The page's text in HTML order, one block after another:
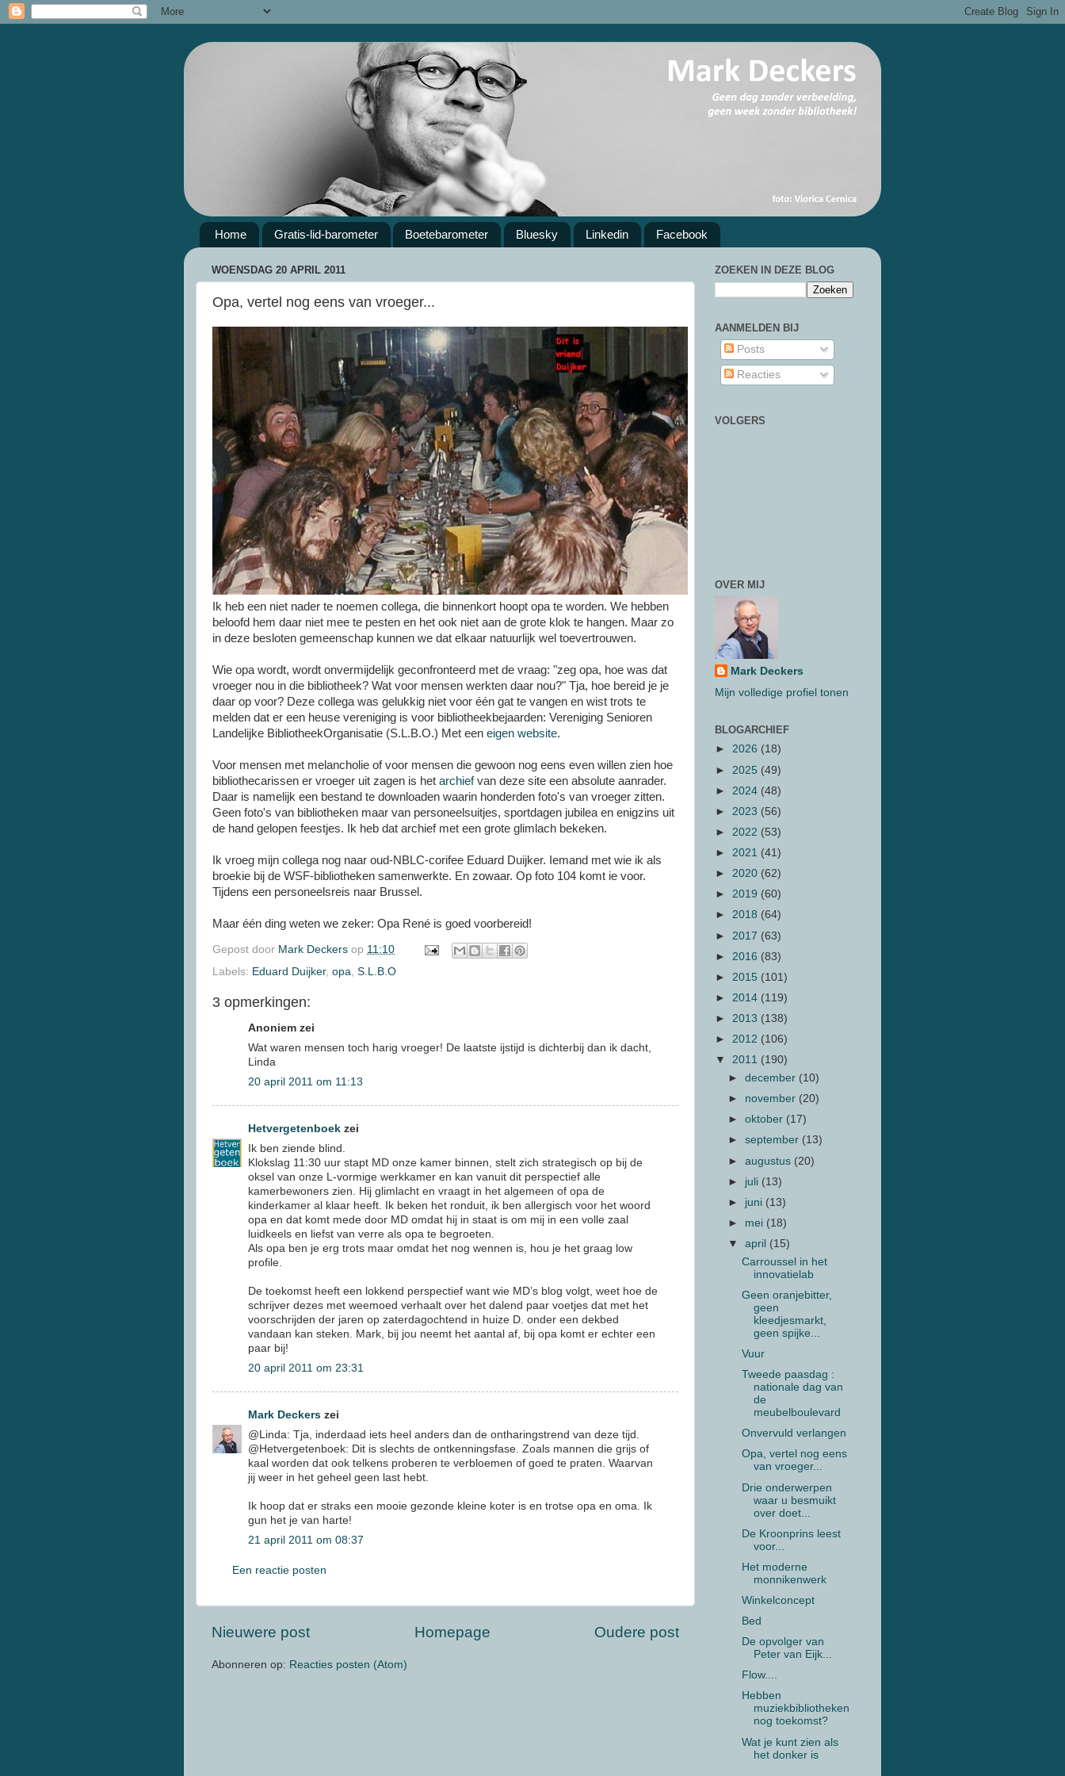
Home Gratis-lid-barometer Boetebarometer Bluesky Linkedin Facebook
WOENSDAG 20 APRIL 2011
Opa, vertel nog eens van vroeger...
Ik heb een niet nader te noemen collega, die binnenkort hoopt opa te worden. We hebben
beloofd hem daar niet mee te pesten en het ook niet aan de grote klok te hangen. Maar zo
in deze besloten gemeenschap kunnen we dat elkaar natuurlijk wel toevertrouwen.
Wie opa wordt, wordt onvermijdelijk geconfronteerd met de vraag: "zeg opa, hoe was dat
vroeger nou in die bibliotheek? Wat voor mensen werkten daar nou?" Tja, hoe bereid je je
daar op voor? Deze collega was gelukkig niet voor één gat te vangen en wist trots te
melden dat er een heuse vereniging is voor bibliotheekbejaarden: Vereniging Senioren
Landelijke BibliotheekOrganisatie (S.L.B.O.) Met een eigen website.
Voor mensen met melancholie of voor mensen die gewoon nog eens even willen zien hoe
bibliothecarissen er vroeger uit zagen is het archiefvan deze site een absolute aanrader.
Daar is namelijk een bestand te downloaden waarin honderden foto's van vroeger zitten.
Geen foto's van bibliotheken maar van personeelsuitjes, sportdagen jubilea en enigzins uit
de hand gelopen feestjes. Ik heb dat archief met een grote glimlach bekeken.
Ik vroeg mijn collega nog naar oud-NBLC-corifee Eduard Duijker. Iemand met wie ik als
broekie bij de WSF-bibliotheken samenwerkte. En zowaar. Op foto 104 komt ie voor.
Tijdens een personeelsreis naar Brussel.
Maar één ding weten we zeker: Opa René is goed voorbereid!
Gepost door Mark Deckers op 11:10
Labels: Eduard Duijker, opa S.L.B.O
3 opmerkingen:
Anoniem zei
Wat waren mensen toch harig vroeger! De laatste ijstijd is dichterbij dan ik dacht,
Linda
20 april 2011 om 11:13
Hetvergetenboek zei
Ik ben ziende blind.
Klokslag 11:30 uur stapt MD onze kamer binnen, stelt zich strategisch op bij de
oksel van onze L-vormige werkkamer en kan vanuit dit perspectief alle
kamerbewoners zien. Hij glimlacht en vraagt in het algemeen of opa de
kinderkamer al klaar heeft. Ik beken het ronduit, ik ben allergisch voor het woord
opa en dat komt mede door MD omdat hij in staat is om mij in een volle zaal
luidkeels en liefst van verre als opa te begroeten.
Als opa ben je erg trots maar omdat het nog wennen is, hou je het graag low
profile.
De toekomst heeft een lokkend perspectief want wie MD’s blog volgt, weet hoe de
schrijver dezes met weemoed verhaalt over het dalend paar voetjes dat met het
voorschrijden der jaren op zaterdagochtend in huize D. onder een dekbed
vandaan kan steken. Mark, bij jou neemt het aantal af, bij opa komt er echter een
paar bij!
20 april 2011 om 23:31
Mark Deckers zei
@Linda: Tja, inderdaad iets heel anders dan de ontharingstrend van deze tijd.
@Hetvergetenboek: Dit is slechts de ontkenningsfase. Zoals mannen die grijs of
kaal worden dat ook telkens proberen te verbloemen of goed te praten. Waarvan
jij weer in het geheel geen last hebt.
Ik hoop dat er straks een mooie gezonde kleine koter is en trotse opa en oma. Ik
gun het je van harte!
21 april 2011 om 08:37
Een reactie posten
Nieuwere post Oudere post
Homepage
Abonneren op: Reacties posten (Atom)
ZOEKEN IN DEZE BLOG
AANMELDEN BIJ
Posts
Reacties
VOLGERS
OVER MIJ
Mark Deckers
Mijn volledige profiel tonen
BLOGARCHIEF
► 2026 (18)
► 2025 (49)
► 2024 (48)
► 2023 (56)
► 2022 (53)
► 2021 (41)
► 2020 (62)
► 2019 (60)
► 2018 (64)
► 2017 (63)
► 2016 (83)
► 2015 (101)
► 2014 (119)
► 2013 (138)
► 2012 (106)
▼ 2011 (190)
►december (10)
► november (20)
►oktober (17)
►september (13)
►augustus (20)
► juli (13)
► juni (13)
► mei (18)
▼april (15)
Carroussel in het
innovatielab
Geen oranjebitter,
geen
kleedjesmarkt,
geen spijke...
Vuur
Tweede paasdag :
nationale dag van
de
meubelboulevard
Onvervuld verlangen
Opa, vertel nog eens
van vroeger...
Drie onderwerpen
waar u besmuikt
over doet...
De Kroonprins leest
voor...
Het moderne
monnikenwerk
Winkelconcept
Bed
De opvolger van
Peter van Eijk...
Flow....
Hebben
muziekbibliotheken
nog toekomst?
Wat je kunt zien als
het donker is